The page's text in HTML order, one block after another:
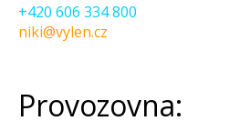
+420 606 334 800
niki@vylen.cz
Provozovna:
p
o